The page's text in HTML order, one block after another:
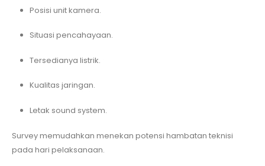
Posisi unit kamera.
Situasi pencahayaan.
Tersedianya listrik.
Kualitas jaringan.
Letak sound system.
Survey memudahkan menekan potensi hambatan teknisi
pada hari pelaksanaan.